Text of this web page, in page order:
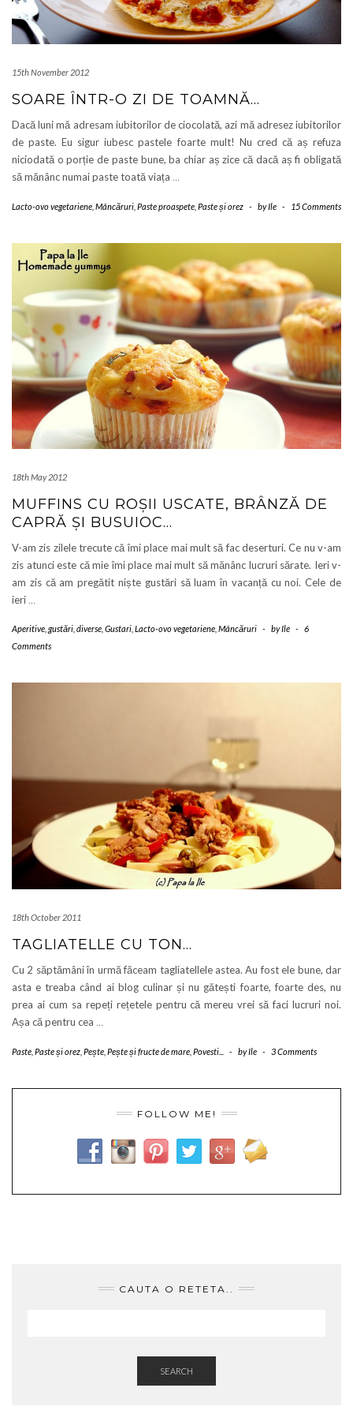
15th November 2012
SOARE ÎNTR-O ZI DE TOAMNĂ…
Dacă luni mă adresam iubitorilor de ciocolată, azi mă adresez iubitorilor
de paste. Eu sigur iubesc pastele foarte mult! Nu cred că aș refuza
niciodată o porție de paste bune, ba chiar aș zice că dacă aș fi obligată
să mănânc numai paste toată viața …
Lacto-ovo vegetariene Mâncăruri Paste proaspete Paste și orez - byIle - 15 Comments
18th May 2012
MUFFINS CU ROȘII USCATE, BRÂNZĂ DE
CAPRĂ ȘI BUSUIOC…
V-am zis zilele trecute că îmi place mai mult să fac deserturi. Ce nu v-am
zis atunci este că mie îmi place mai mult să mănânc lucruri sărate. Ieri v-
am zis că am pregătit niște gustări să luam în vacanță cu noi. Cele de
ieri…
Aperitive, gustări, diverse Gustari Lacto-ovo vegetariene Mâncăruri - byIle -
6
Comments
18th October 2011
TAGLIATELLE CU TON…
Cu 2 săptămâni în urmă făceam tagliatellele astea. Au fost ele bune, dar
asta e treaba când ai blog culinar și nu gătești foarte, foarte des, nu
prea ai cum sa repeți rețetele pentru că mereu vrei să faci lucruri noi.
Așa că pentru cea …
Paste Paste și orez Pește Pește și fructe de mare Povesti... - byIle - 3 Comments
FOLLOW ME!
CAUTA O RETETA..
SEARCH